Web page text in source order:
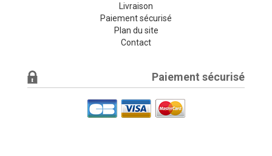
Livraison
Paiement sécurisé
Plan du site
Contact
Paiement sécurisé